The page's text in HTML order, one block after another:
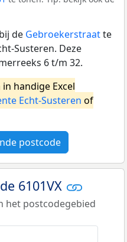
de Gebroekerstraatte
Susteren. Deze
6 t/m 32.
handige Excel
Echt-Susteren of
postcode
6101VX
het postcodegebied